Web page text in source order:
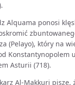
Alquama ponosi
(Pelayo), który na
Konstantynopolem
Asturii (718).
Al-Makkuri pisze,